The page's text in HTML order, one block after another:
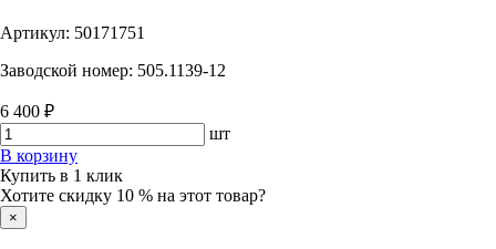
Артикул: 50171751
Заводской номер: 505.1139-12
6 400 ₽
шт
В корзину
Купить в 1 клик
Хотите скидку 10 % на этот товар?
×